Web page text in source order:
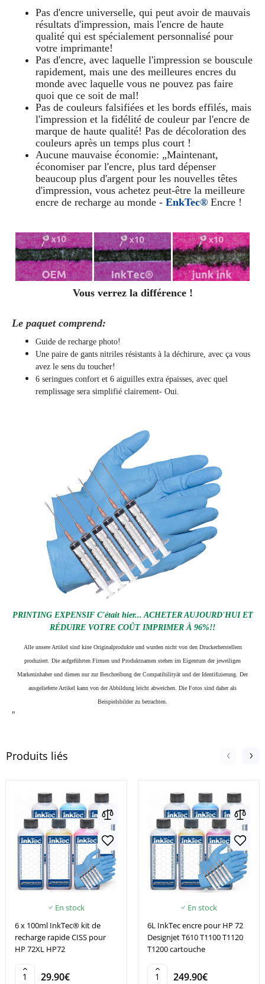
Pas d'encre universelle, qui peut avoir de mauvais
résultats d'impression, mais l'encre de haute
qualité qui est spécialement personnalisé pour
votre imprimante!
Pas d'encre, avec laquelle l'impression se bouscule
rapidement, mais une des meilleures encres du
monde avec laquelle vous ne pouvez pas faire
quoi que ce soit de mal!
Pas de couleurs falsifiées et les bords effilés, mais
l'impression et la fidélité de couleur par l'encre de
marque de haute qualité! Pas de décoloration des
couleurs après un temps plus court !
Aucune mauvaise économie: „Maintenant,
économiser par l'encre, plus tard dépenser
beaucoup plus d'argent pour les nouvelles têtes
d'impression, vous achetez peut-être la meilleure
encre de recharge au monde - EnkTec® Encre !
Vous verrez la différence !
Le paquet comprend:
Guide de recharge photo!
Une paire de gants nitriles résistants à la déchirure, avec ça vous
avez le sens du toucher!
6 seringues confort et 6 aiguilles extra épaisses, avec quel
remplissage sera simplifié clairement- Oui.
PRINTING EXPENSIF C'était hier... ACHETER AUJOURD'HUI ET
RÉDUIRE VOTRE COÛT IMPRIMER À 96%!!
Alle unsere Artikel sind kine Originalprodukte und wurden nicht von den Druckerherstellern
produziert. Die aufgeführten Firmen und Produktnamen stehen im Eigentum der jeweiligen
Markeninhaber und dienen nur zur Beschreibung der Compatibilityät und der Identifizierung. Der
ausgelieferte Artikel kann von der Abbildung leicht abweichen. Die Fotos sind daher als
Beispielsbilder zu betrachten.
"
Produits liés
En stock
6 x 100ml InkTec® kit de
recharge rapide CISS pour
HP 72XL HP72
29.90€
En stock
6L InkTec encre pour HP 72
Designjet T610 T1100 T1120
T1200 cartouche
249.90€